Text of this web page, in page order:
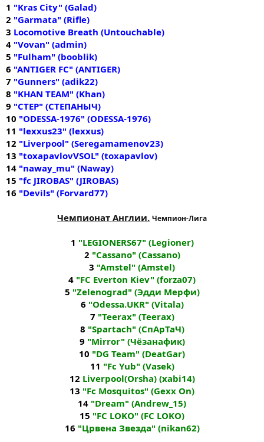
1 "Kras City" (Galad)
2 "Garmata" (Rifle)
3 Locomotive Breath (Untouchable)
4 "Vovan" (аdmin)
5 "Fulham" (booblik)
6 "ANTIGER FC" (ANTIGER)
7 "Gunners" (аdik22)
8 "KHAN TEAM" (Khan)
9 "CTEP" (СТЕПАНЫЧ)
10 "ODESSA-1976" (ODESSA-1976)
11 "lexxus23" (lexxus)
12 "Liverpool" (Seregamamenov23)
13 "toxapavlovVSOL" (toxapavlov)
14 "naway_mu" (Naway)
15 "fc JIROBAS" (JIROBAS)
16 "Devils" (Fоrvаrd77)
Чемпионат Англии. Чемпион-Лига
1 "LEGIONERS67" (Legioner)
2 "Cassano" (Cassano)
3 "Amstel" (Amstel)
4 "FC Everton Kiev" (forza07)
5 "Zelenograd" (Эдди Мерфи)
6 "Odessa.UKR" (Vitala)
7 "Teerax" (Teerax)
8 "Spartach" (СпАрТаЧ)
9 "Mirror" (Чёзанафик)
10 "DG Team" (DeatGar)
11 "Fc Yub" (Vasek)
12 Liverpool(Orsha) (xabi14)
13 "Fc Mosquitos" (Gexx On)
14 "Dream" (Andrew_15)
15 "FC LOKO" (FC LOKO)
16 "Црвена Звезда" (nikan62)